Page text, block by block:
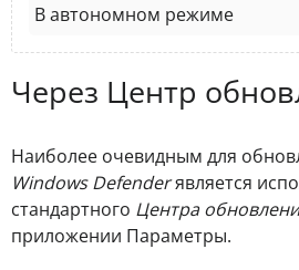
В автономном режиме
Через Центр
Наиболее очевидным для
Windows Defenderявляется
стандартного Центра
приложении Параметры.